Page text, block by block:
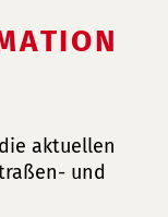
aktuellen
und